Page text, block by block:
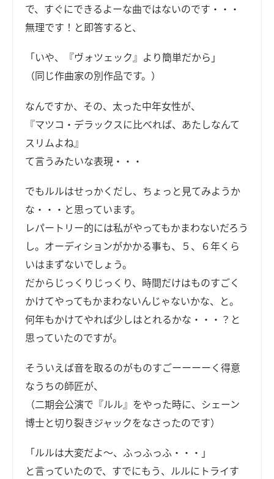
で、すぐにできるよーな曲ではないのです・・・
無理です！と即答すると、
「いや、『ヴォツェック』より簡単だから」
（同じ作曲家の別作品です。）
なんですか、その、太った中年女性が、
『マツコ・デラックスに比べれば、あたしなんて
スリムよね』
て言うみたいな表現・・・
でもルルはせっかくだし、ちょっと見てみようか
な・・・と思っています。
レパートリー的には私がやってもかまわないだろう
し。オーディションがかかる事も、５、６年くら
いはまずないでしょう。
だからじっくりじっくり、時間だけはものすごく
かけてやってもかまわないんじゃないかな、と。
何年もかけてやれば少しはとれるかな・・・？と
思っていたのですが。
そういえば音を取るのがものすごーーーーく得意
なうちの師匠が、
（二期会公演で『ルル』をやった時に、シェーン
博士と切り裂きジャックをなさったのです）
「ルルは大変だよ～、ふっふっふ・・・」
と言っていたので、すでにもう、ルルにトライす